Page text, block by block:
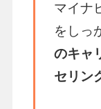
マイナ
をしっ
のキャ
セリン